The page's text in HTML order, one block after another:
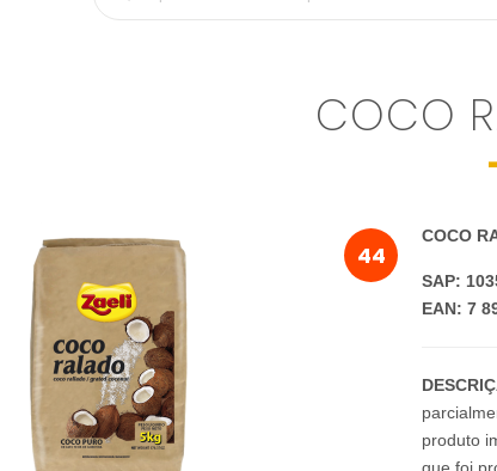
COCO
44
COCO
SAP:
EAN: 7
produto